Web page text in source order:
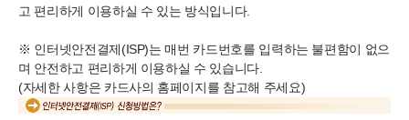
고 편리하게 이용하실 수 있는 방식입니다.
※ 인터넷안전결제(ISP)는 매번 카드번호를 입력하는 불편함이 없으
며 안전하고 편리하게 이용하실 수 있습니다.
(자세한 사항은 카드사의 홈페이지를 참고해 주세요)